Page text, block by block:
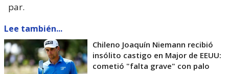
par.
Lee también...
Chileno Joaquín Niemann recibió
insólito castigo en Major de EEUU:
cometió "falta grave" con palo